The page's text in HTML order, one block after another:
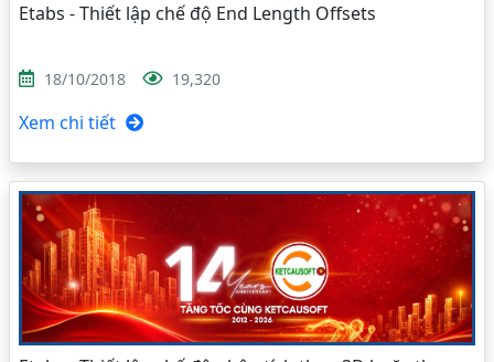
Etabs - Thiết lập chế độ End Length Offsets
18/10/2018 19,320
Xem chi tiết